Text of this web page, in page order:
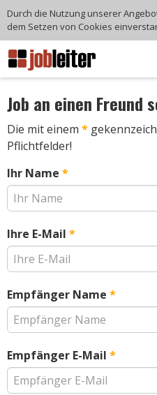
Job an einen Freund
Die mit einem *
Pflichtfelder!
Ihr Name *
Ihre E-Mail *
Empfänger Name *
Empfänger E-Mail *
Durch die Nutzung unserer
dem Setzen von Cookies